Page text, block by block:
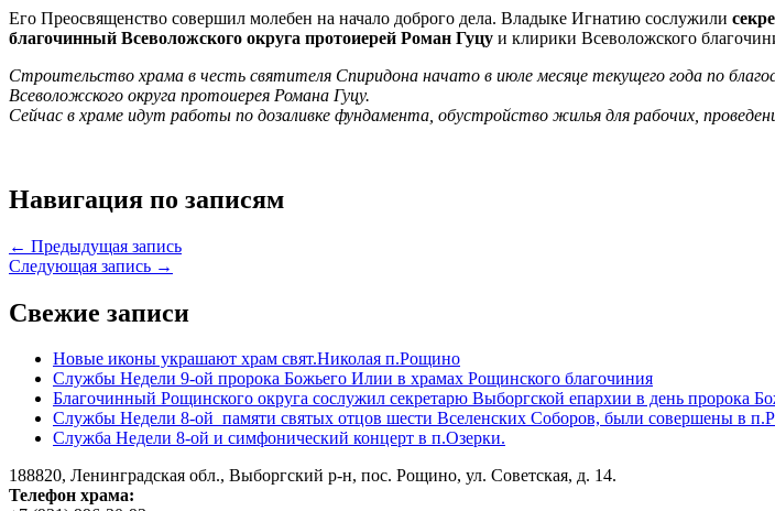
Его Преосвященство совершил молебен на начало доброго дела. Владыке Игнатию сослужили
благочинный Всеволожского округа протоиерей Роман Гуцу и клирики Всеволожского
Строительство храма в честь святителя Спиридона начато в июле месяце текущего года по
Всеволожского округа протоиерея Романа Гуцу.
Сейчас в храме идут работы по дозаливке фундамента, обустройство жилья для рабочих,
Навигация по записям
← Предыдущая запись
Следующая запись →
Свежие записи
Новые иконы украшают храм свят.Николая п.Рощино
Службы Недели 9-ой пророка Божьего Илии в храмах Рощинского благочиния
Благочинный Рощинского округа сослужил секретарю Выборгской епархии в день пророка
Службы Недели 8-ой памяти святых отцов шести Вселенских Соборов, были совершены в
Служба Недели 8-ой и симфонический концерт в п.Озерки.
188820, Ленинградская обл., Выборгский р-н, пос. Рощино, ул. Советская, д. 14.
Телефон храма: